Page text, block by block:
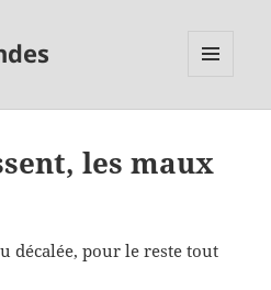
les maux
décalée, pour le reste tout